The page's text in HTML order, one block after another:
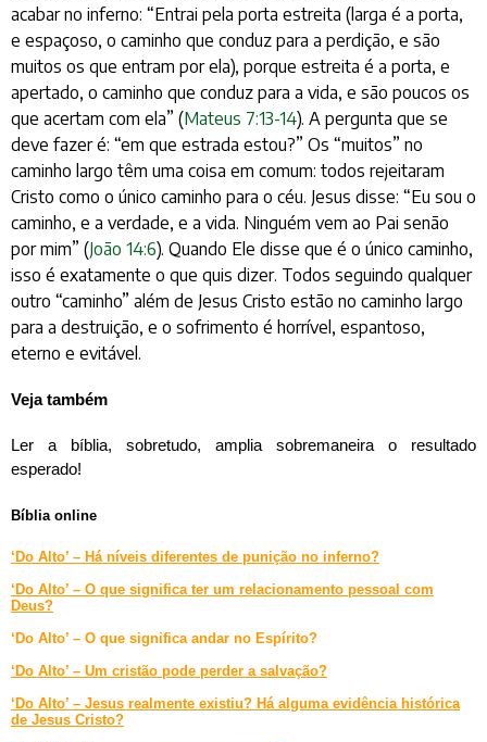
acabar no inferno: “Entrai pela porta estreita (larga é a porta,
e espaçoso, o caminho que conduz para a perdição, e são
muitos os que entram por ela), porque estreita é a porta, e
apertado, o caminho que conduz para a vida, e são poucos os
que acertam com ela” (Mateus 7:13-14). A pergunta que se
deve fazer é: “em que estrada estou?” Os “muitos” no
caminho largo têm uma coisa em comum: todos rejeitaram
Cristo como o único caminho para o céu. Jesus disse: “Eu sou o
caminho, e a verdade, e a vida. Ninguém vem ao Pai senão
por mim” (João 14:6). Quando Ele disse que é o único caminho,
isso é exatamente o que quis dizer. Todos seguindo qualquer
outro “caminho” além de Jesus Cristo estão no caminho largo
para a destruição, e o sofrimento é horrível, espantoso,
eterno e evitável.
Veja também
Ler a bíblia, sobretudo, amplia sobremaneira o resultado
esperado!
Bíblia online
‘Do Alto’ – Há níveis diferentes de punição no inferno?
‘Do Alto’ – O que significa ter um relacionamento pessoal com
Deus?
‘Do Alto’ – O que significa andar no Espírito?
‘Do Alto’ – Um cristão pode perder a salvação?
‘Do Alto’ – Jesus realmente existiu? Há alguma evidência histórica
de Jesus Cristo?